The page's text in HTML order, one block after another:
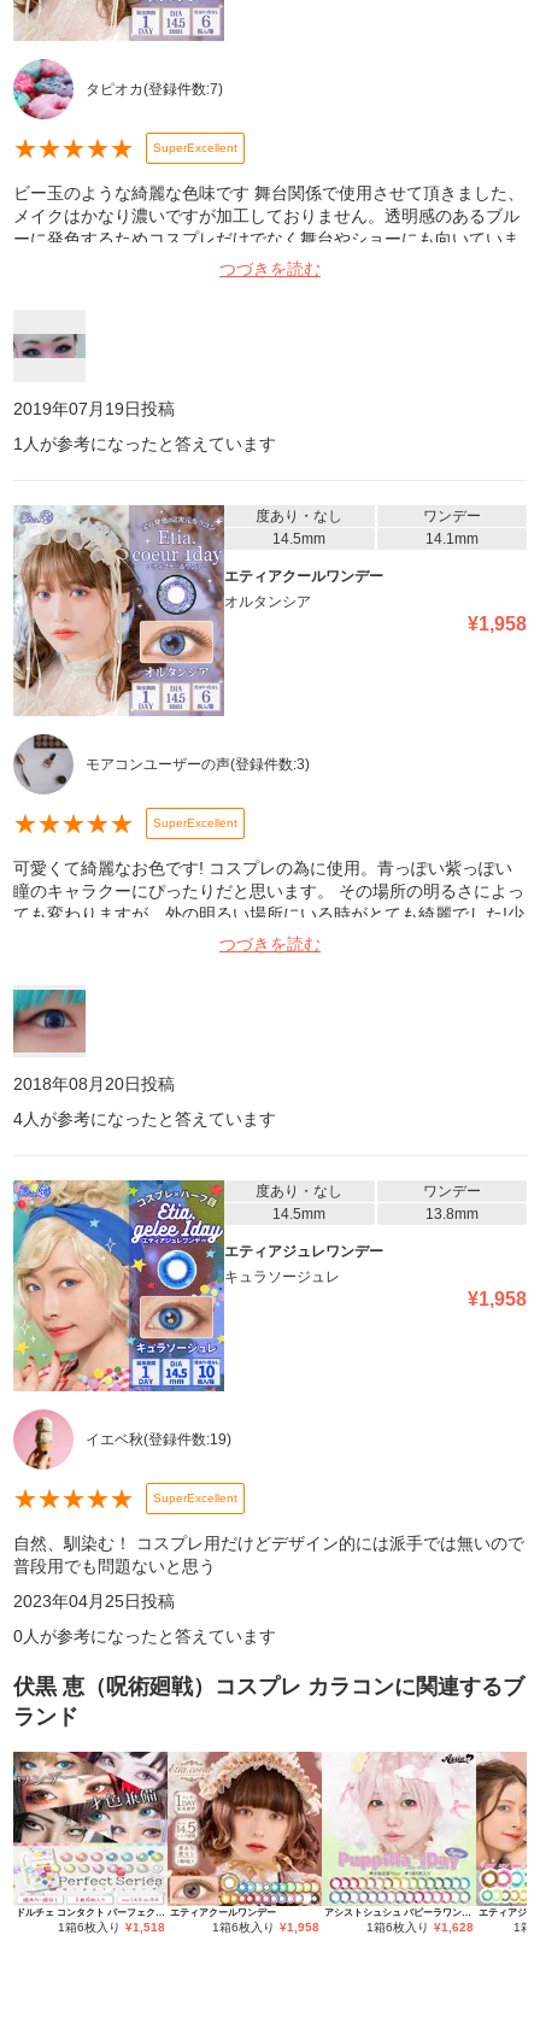
タピオカ(登録件数:7)
★★★★★ SuperExcellent
ビー玉のような綺麗な色味です 舞台関係で使用させて頂きました、
メイクはかなり濃いですが加工しておりません。透明感のあるブル
ーに発色するためコスプレだけでなく舞台やショーにも向いていま
す。クオリテワンデーも好きですが、こちらも良し。
つづきを読む
2019年07月19日投稿
1 人が参考になったと答えています
度あり・なし
ワンデー
14.5mm
14.1mm
エティアクールワンデー
オルタンシア
¥1,958
モアコンユーザーの声(登録件数:3)
★★★★★ SuperExcellent
可愛くて綺麗なお色です! コスプレの為に使用。青っぽい紫っぽい
瞳のキャラクーにぴったりだと思います。 その場所の明るさによっ
ても変わりますが、外の明るい場所にいる時がとても綺麗でした!少
し暗い所で写真を撮るとあんまり発色しないかな…といった感じ。
つづきを読む
2018年08月20日投稿
4人が参考になったと答えています
度あり・なし
ワンデー
14.5mm
13.8mm
エティアジュレワンデー
キュラソージュレ
¥1,958
イエベ秋(登録件数:19)
★★★★★ SuperExcellent
自然、馴染む！ コスプレ用だけどデザイン的には派手では無いので
普段用でも問題ないと思う
2023年04月25日投稿
0人が参考になったと答えています
伏黒 恵（呪術廻戦）コスプレ カラコンに関連するブ
ランド
ドルチェ コンタクト パーフェクトシリーズ ワンデー
1箱6枚入り ¥1,518
エティアクールワンデー
1箱6枚入り ¥1,958
アシストシュシュ パピーラワンデー
1箱6枚入り ¥1,628
エティアジュ
1箱